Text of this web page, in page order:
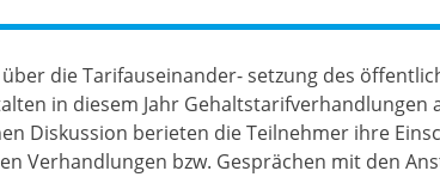
die Tarifauseinander- setzung des
in diesem Jahr Gehaltstarifverhandlungen
Diskussion berieten die Teilnehmer ihre
Verhandlungen bzw. Gesprächen mit den